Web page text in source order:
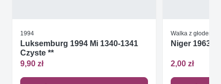
1994
Luksemburg 1994 Mi 1340-1341
Czyste **
9,90 zł
Walka z głodem
Niger 1963
2,00 zł